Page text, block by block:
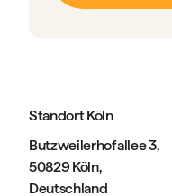
Standort Köln
Butzweilerhofallee 3,
50829 Köln,
Deutschland